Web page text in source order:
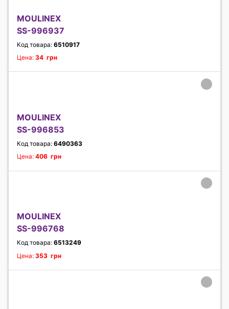
MOULINEX
SS-996937
Код товара: 6510917
Цена: 34 грн
MOULINEX
SS-996853
Код товара: 6490363
Цена: 406 грн
MOULINEX
SS-996768
Код товара: 6513249
Цена: 353 грн